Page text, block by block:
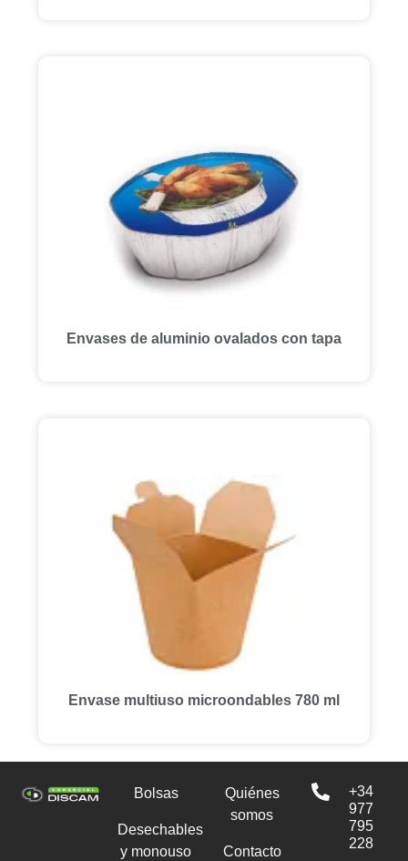
Envases de aluminio ovalados con tapa
Envase multiuso microondables 780 ml
Bolsas
Desechables
y monouso
Quiénes
somos
Contacto
+34
977
795
228